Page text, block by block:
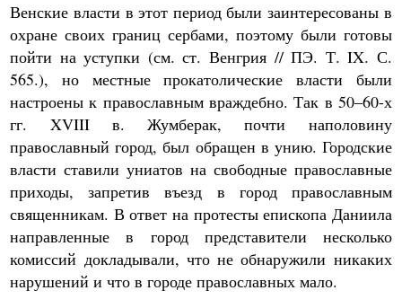
Венские власти в этот период были заинтересованы в
охране своих границ сербами, поэтому были готовы
пойти на уступки (см. ст. Венгрия // ПЭ. Т. IX. С.
565.), но местные прокатолические власти были
настроены к православным враждебно. Так в 50–60-х
гг. XVIII в. Жумберак, почти наполовину
православный город, был обращен в унию. Городские
власти ставили униатов на свободные православные
приходы, запретив въезд в город православным
священникам. В ответ на протесты епископа Даниила
направленные в город представители несколько
комиссий докладывали, что не обнаружили никаких
нарушений и что в городе православных мало.